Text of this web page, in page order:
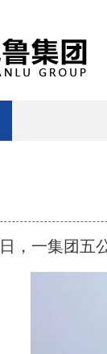
日，一集团五